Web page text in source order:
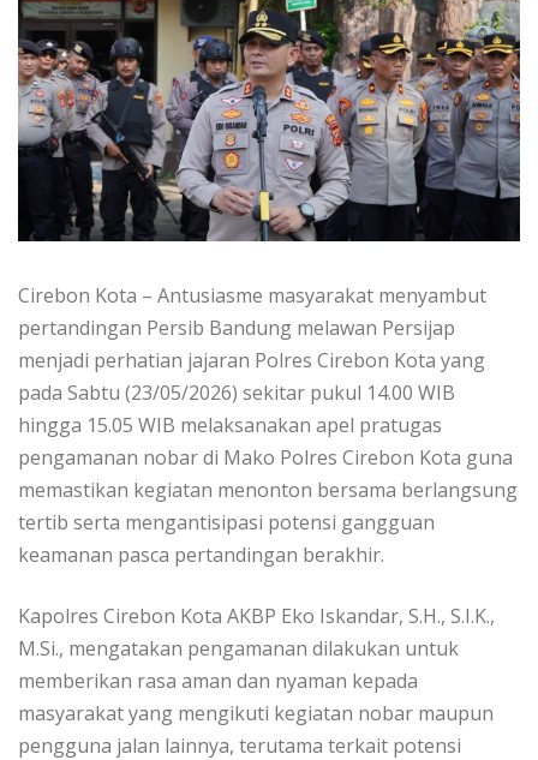
Cirebon Kota – Antusiasme masyarakat menyambut
pertandingan Persib Bandung melawan Persijap
menjadi perhatian jajaran Polres Cirebon Kota yang
pada Sabtu (23/05/2026) sekitar pukul 14.00 WIB
hingga 15.05 WIB melaksanakan apel pratugas
pengamanan nobar di Mako Polres Cirebon Kota guna
memastikan kegiatan menonton bersama berlangsung
tertib serta mengantisipasi potensi gangguan
keamanan pasca pertandingan berakhir.
Kapolres Cirebon Kota AKBP Eko Iskandar, S.H., S.I.K.,
M.Si., mengatakan pengamanan dilakukan untuk
memberikan rasa aman dan nyaman kepada
masyarakat yang mengikuti kegiatan nobar maupun
pengguna jalan lainnya, terutama terkait potensi